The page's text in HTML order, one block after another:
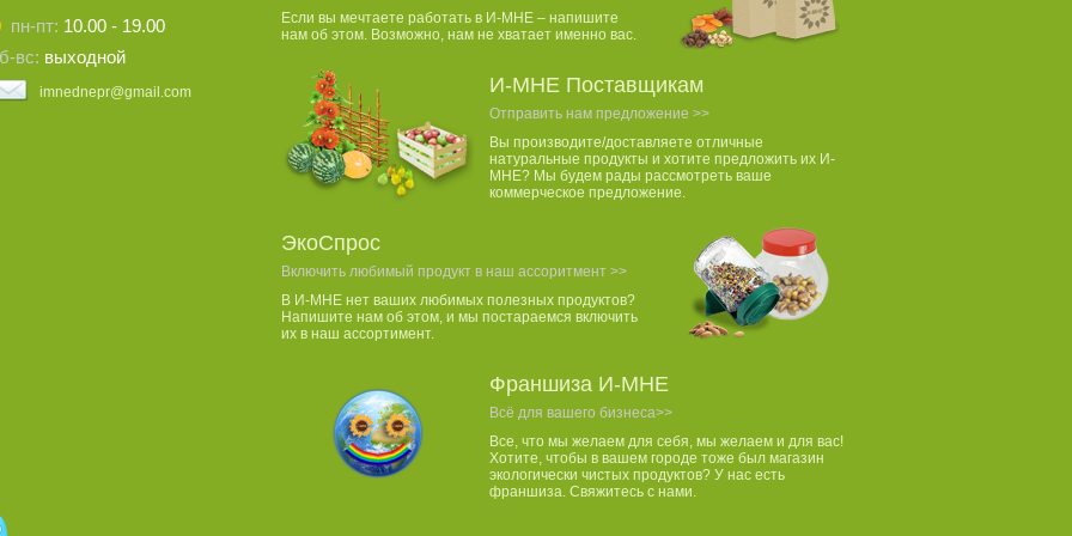
пн-пт: 10.00 - 19.00
вс: выходной
imnednepr@gmail.com
Если вы мечтаете работать в И-МНЕ – напишите
нам об этом. Возможно, нам не хватает именно вас.
И-МНЕ Поставщикам
Отправить нам предложение >>
Вы производите/доставляете отличные
натуральные продукты и хотите предложить их И-
МНЕ? Мы будем рады рассмотреть ваше
коммерческое предложение.
ЭкоСпрос
Включить любимый продукт в наш ассоритмент >>
В И-МНЕ нет ваших любимых полезных продуктов?
Напишите нам об этом, и мы постараемся включить
их в наш ассортимент.
Франшиза И-МНЕ
Всё для вашего бизнеса>>
Все, что мы желаем для себя, мы желаем и для вас!
Хотите, чтобы в вашем городе тоже был магазин
экологически чистых продуктов? У нас есть
франшиза. Свяжитесь с нами.